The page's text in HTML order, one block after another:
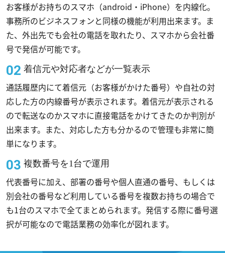
お客様がお持ちのスマホ（android・iPhone）を内線化。
事務所のビジネスフォンと同様の機能が利用出来ます。ま
た、外出先でも会社の電話を取れたり、スマホから会社番
号で発信が可能です。
着信元や対応者などが一覧表示
通話履歴内にて着信元（お客様がかけた番号）や自社の対
応した方の内線番号が表示されます。着信元が表示される
ので転送なのかスマホに直接電話をかけてきたのか判別が
出来ます。また、対応した方も分かるので管理も非常に簡
単になります。
複数番号を1台で運用
代表番号に加え、部署の番号や個人直通の番号、もしくは
別会社の番号など利用している番号を複数お持ちの場合で
も1台のスマホで全てまとめられます。発信する際に番号選
択が可能なので電話業務の効率化が図れます。